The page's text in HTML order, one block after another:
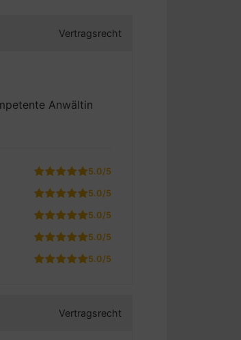
Vertragsrecht
Anwältin
5.0/5
5.0/5
5.0/5
5.0/5
5.0/5
Vertragsrecht